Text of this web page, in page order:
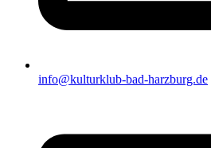
info@kulturklub-bad-harzburg.de